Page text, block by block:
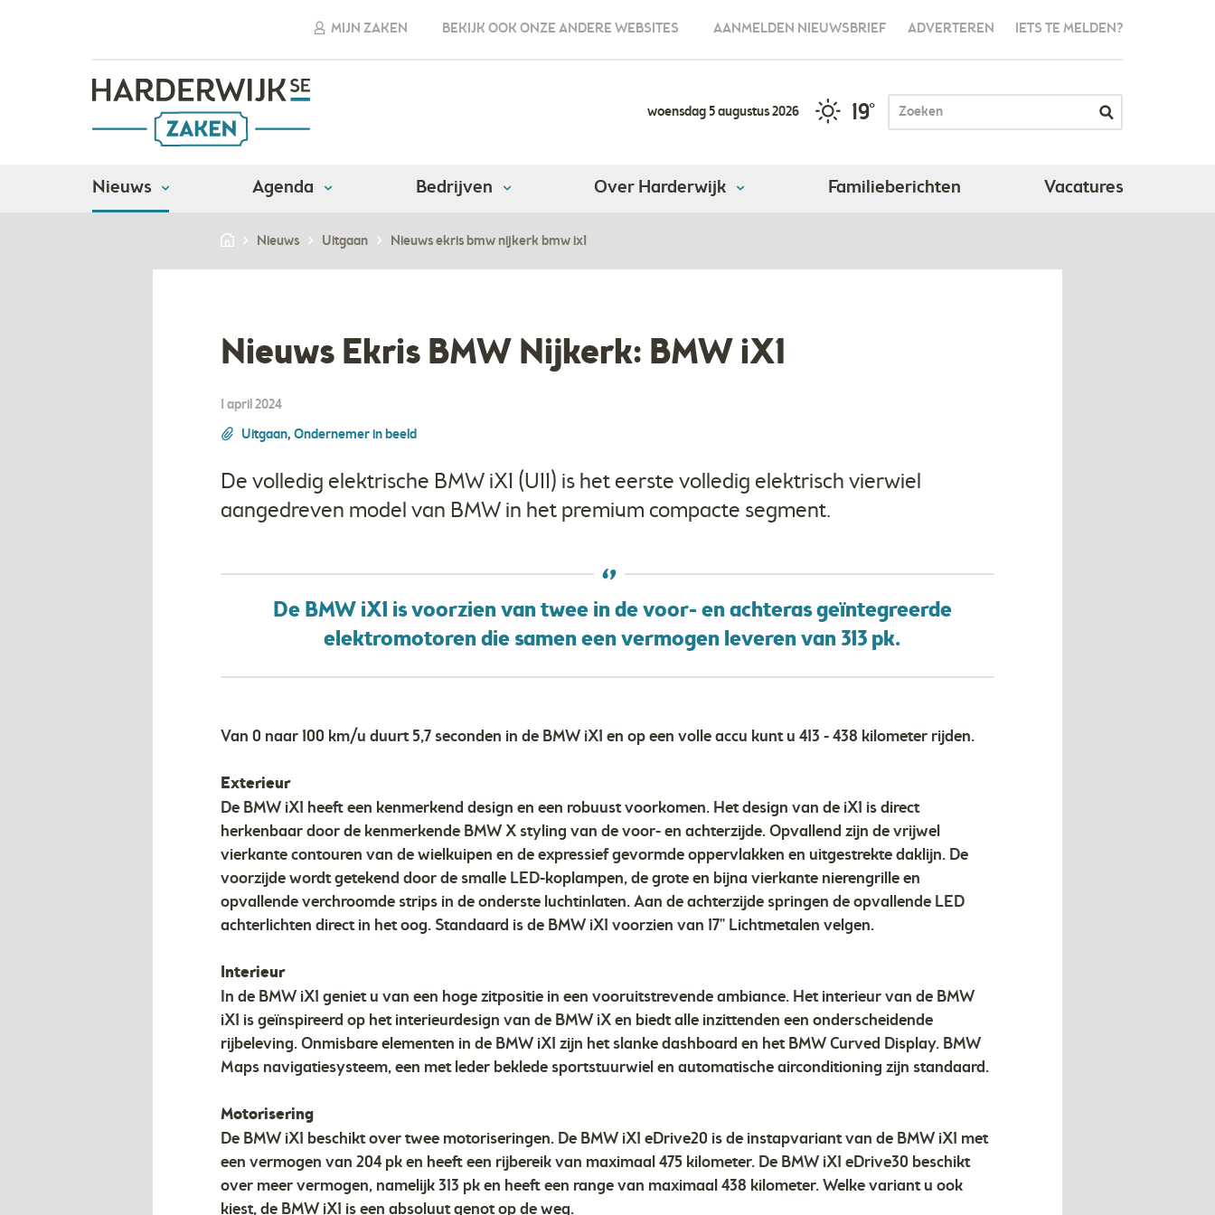
MIJN ZAKEN BEKIJK OOK ONZE ANDERE WEBSITES AANMELDEN NIEUWSBRIEF ADVERTEREN IETS TE MELDEN?
woensdag 5 augustus 2026 19°
Nieuws Agenda Bedrijven Over Harderwijk Familieberichten Vacatures
Nieuws Uitgaan Nieuws ekris bmw nijkerk bmw ix1
Nieuws Ekris BMW Nijkerk: BMW iX1
1 april 2024
Uitgaan, Ondernemer in beeld
De volledig elektrische BMW iX1 (U11) is het eerste volledig elektrisch vierwiel
aangedreven model van BMW in het premium compacte segment.
De BMW iX1 is voorzien van twee in de voor- en achteras geïntegreerde
elektromotoren die samen een vermogen leveren van 313 pk.
Van 0 naar 100 km/u duurt 5,7 seconden in de BMW iX1 en op een volle accu kunt u 413 - 438 kilometer rijden.
Exterieur
De BMW iX1 heeft een kenmerkend design en een robuust voorkomen. Het design van de iX1 is direct
herkenbaar door de kenmerkende BMW X styling van de voor- en achterzijde. Opvallend zijn de vrijwel
vierkante contouren van de wielkuipen en de expressief gevormde oppervlakken en uitgestrekte daklijn. De
voorzijde wordt getekend door de smalle LED-koplampen, de grote en bijna vierkante nierengrille en
opvallende verchroomde strips in de onderste luchtinlaten. Aan de achterzijde springen de opvallende LED
achterlichten direct in het oog. Standaard is de BMW iX1 voorzien van 17" Lichtmetalen velgen.
Interieur
In de BMW iX1 geniet u van een hoge zitpositie in een vooruitstrevende ambiance. Het interieur van de BMW
iX1 is geïnspireerd op het interieurdesign van de BMW iX en biedt alle inzittenden een onderscheidende
rijbeleving. Onmisbare elementen in de BMW iX1 zijn het slanke dashboard en het BMW Curved Display. BMW
Maps navigatiesysteem, een met leder beklede sportstuurwiel en automatische airconditioning zijn standaard.
Motorisering
De BMW iX1 beschikt over twee motoriseringen. De BMW iX1 eDrive20 is de instapvariant van de BMW iX1 met
een vermogen van 204 pk en heeft een rijbereik van maximaal 475 kilometer. De BMW iX1 eDrive30 beschikt
over meer vermogen, namelijk 313 pk en heeft een range van maximaal 438 kilometer. Welke variant u ook
kiest, de BMW iX1 is een absoluut genot op de weg.